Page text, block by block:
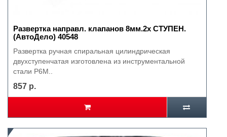
Развертка направл. клапанов 8мм.2х СТУПЕН.
(АвтоДело) 40548
Развертка ручная спиральная цилиндрическая
двухступенчатая изготовлена из инструментальной
стали P6M..
857 р.